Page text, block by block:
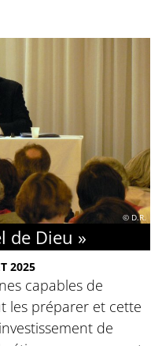
© D.R.
de Dieu »
2025
capables de
les préparer et cette
de